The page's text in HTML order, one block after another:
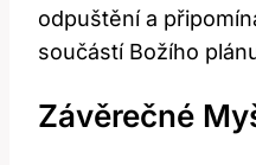
odpuštění a
součástí Božího
Závěrečné